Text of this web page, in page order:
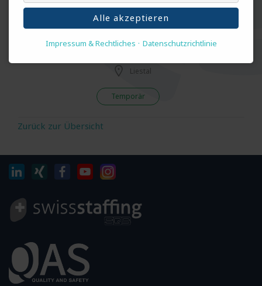
Temporär
Logistiker EFZ (m/w/d)
Liestal
Temporär
Zurück zur Übersicht
Alle akzeptieren
Impressum & Rechtliches Datenschutzrichtlinie